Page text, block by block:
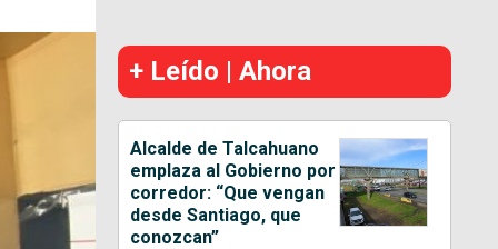
+ Leído | Ahora
Alcalde de Talcahuano
emplaza al Gobierno por
corredor: “Que vengan
desde Santiago, que
conozcan”